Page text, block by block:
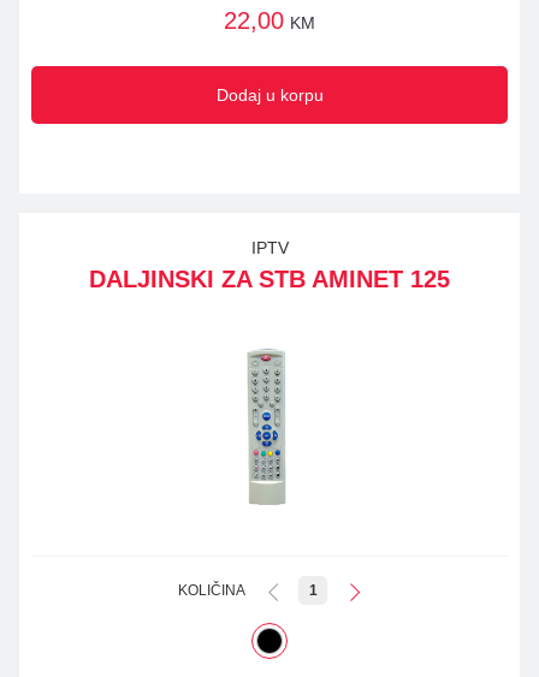
22,00 KM
Dodaj u korpu
IPTV
DALJINSKI ZA STB AMINET 125
KOLIČINA 1